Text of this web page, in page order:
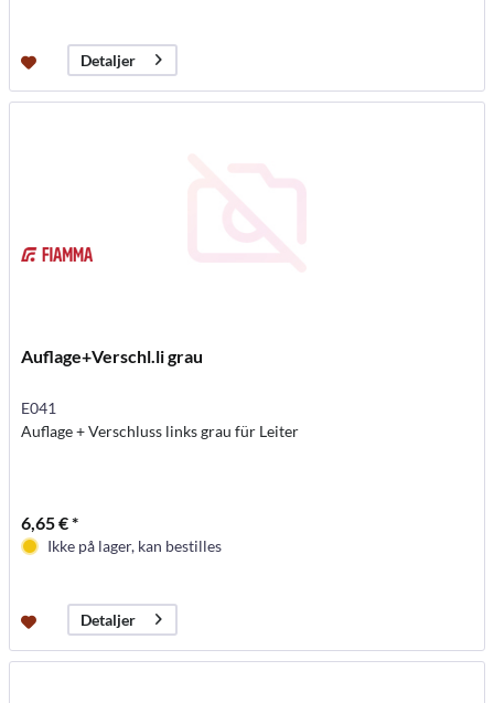
Detaljer
Auflage+Verschl.li grau
E041
Auflage + Verschluss links grau für Leiter
6,65 € *
Ikke på lager, kan bestilles
Detaljer